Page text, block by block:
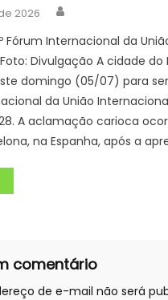
2026
Fórum Internacional da
Divulgação A cidade do
domingo (05/07) para
da União
A aclamação carioca
na Espanha, após a
comentário
de e-mail não será